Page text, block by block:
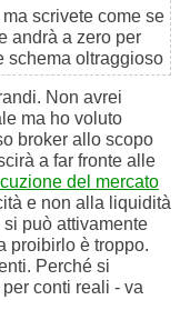
scrivete come se
andrà a zero per
schema oltraggioso
Non avrei
ma ho voluto
broker allo scopo
a far fronte alle
del mercato
e non alla liquidità
può attivamente
proibirlo è troppo.
Perché si
conti reali - va